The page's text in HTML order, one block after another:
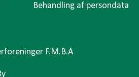
Behandling af persondata
F.M.B.A